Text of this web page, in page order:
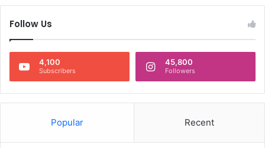
दि
Follow Us
4,100
Subscribers
45,800
Followers
Popular Recent